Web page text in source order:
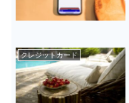
クレジットカード